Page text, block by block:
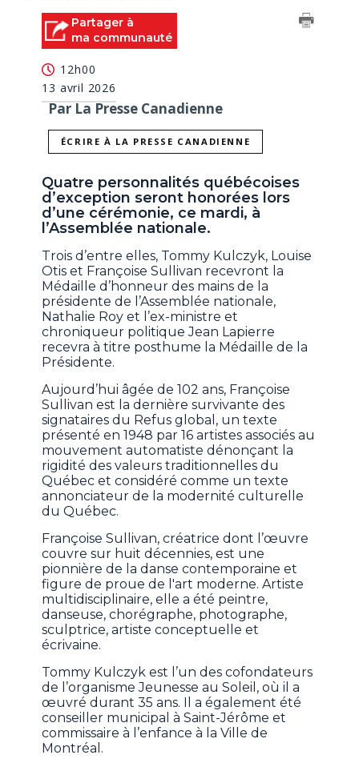
Partager à
ma communauté
12h00
13 avril 2026
Par La Presse Canadienne
ÉCRIRE À LA PRESSE CANADIENNE
Quatre personnalités québécoises
d’exception seront honorées lors
d’une cérémonie, ce mardi, à
l’Assemblée nationale.
Trois d’entre elles, Tommy Kulczyk, Louise
Otis et Françoise Sullivan recevront la
Médaille d’honneur des mains de la
présidente de l’Assemblée nationale,
Nathalie Roy et l’ex-ministre et
chroniqueur politique Jean Lapierre
recevra à titre posthume la Médaille de la
Présidente.
Aujourd’hui âgée de 102 ans, Françoise
Sullivan est la dernière survivante des
signataires du Refus global, un texte
présenté en 1948 par 16 artistes associés au
mouvement automatiste dénonçant la
rigidité des valeurs traditionnelles du
Québec et considéré comme un texte
annonciateur de la modernité culturelle
du Québec.
Françoise Sullivan, créatrice dont l’œuvre
couvre sur huit décennies, est une
pionnière de la danse contemporaine et
figure de proue de l'art moderne. Artiste
multidisciplinaire, elle a été peintre,
danseuse, chorégraphe, photographe,
sculptrice, artiste conceptuelle et
écrivaine.
Tommy Kulczyk est l’un des cofondateurs
de l’organisme Jeunesse au Soleil, où il a
œuvré durant 35 ans. Il a également été
conseiller municipal à Saint-Jérôme et
commissaire à l’enfance à la Ville de
Montréal.